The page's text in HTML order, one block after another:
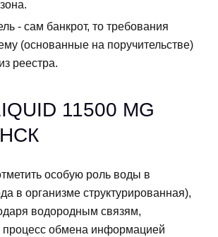
- сам банкрот, то требования
(основанные на поручительстве)
реестра.
11500 MG
особую роль воды в
в организме структурированная),
водородным связям,
процесс обмена информацией